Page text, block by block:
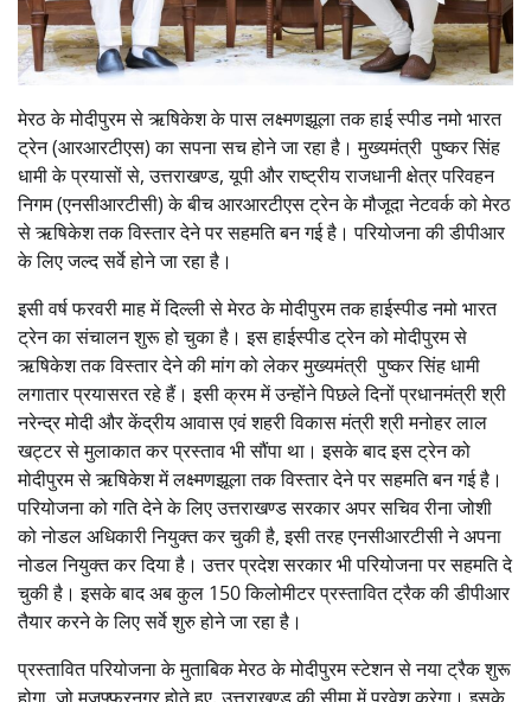
मेरठ के मोदीपुरम से ऋषिकेश के पास लक्ष्मणझूला तक हाई स्पीड नमो भारत
ट्रेन (आरआरटीएस) का सपना सच होने जा रहा है। मुख्यमंत्री पुष्कर सिंह
धामी के प्रयासों से, उत्तराखण्ड, यूपी और राष्ट्रीय राजधानी क्षेत्र परिवहन
निगम (एनसीआरटीसी) के बीच आरआरटीएस ट्रेन के मौजूदा नेटवर्क को मेरठ
से ऋषिकेश तक विस्तार देने पर सहमति बन गई है। परियोजना की डीपीआर
के लिए जल्द सर्वे होने जा रहा है।
इसी वर्ष फरवरी माह में दिल्ली से मेरठ के मोदीपुरम तक हाईस्पीड नमो भारत
ट्रेन का संचालन शुरू हो चुका है। इस हाईस्पीड ट्रेन को मोदीपुरम से
ऋषिकेश तक विस्तार देने की मांग को लेकर मुख्यमंत्री पुष्कर सिंह धामी
लगातार प्रयासरत रहे हैं। इसी क्रम में उन्होंने पिछले दिनों प्रधानमंत्री श्री
नरेन्द्र मोदी और केंद्रीय आवास एवं शहरी विकास मंत्री श्री मनोहर लाल
खट्टर से मुलाकात कर प्रस्ताव भी सौंपा था। इसके बाद इस ट्रेन को
मोदीपुरम से ऋषिकेश में लक्ष्मणझूला तक विस्तार देने पर सहमति बन गई है।
परियोजना को गति देने के लिए उत्तराखण्ड सरकार अपर सचिव रीना जोशी
को नोडल अधिकारी नियुक्त कर चुकी है, इसी तरह एनसीआरटीसी ने अपना
नोडल नियुक्त कर दिया है। उत्तर प्रदेश सरकार भी परियोजना पर सहमति दे
चुकी है। इसके बाद अब कुल 150 किलोमीटर प्रस्तावित ट्रैक की डीपीआर
तैयार करने के लिए सर्वे शुरु होने जा रहा है।
प्रस्तावित परियोजना के मुताबिक मेरठ के मोदीपुरम स्टेशन से नया ट्रैक शुरू